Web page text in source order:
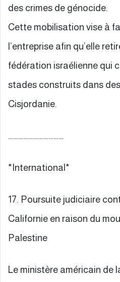
des crimes de génocide.
Cette mobilisation vise à
l’entreprise afin qu’elle
fédération israélienne qui
stades construits dans
Cisjordanie.
……………………………
*International*
17. Poursuite judiciaire
Californie en raison du
Palestine
Le ministère américain de